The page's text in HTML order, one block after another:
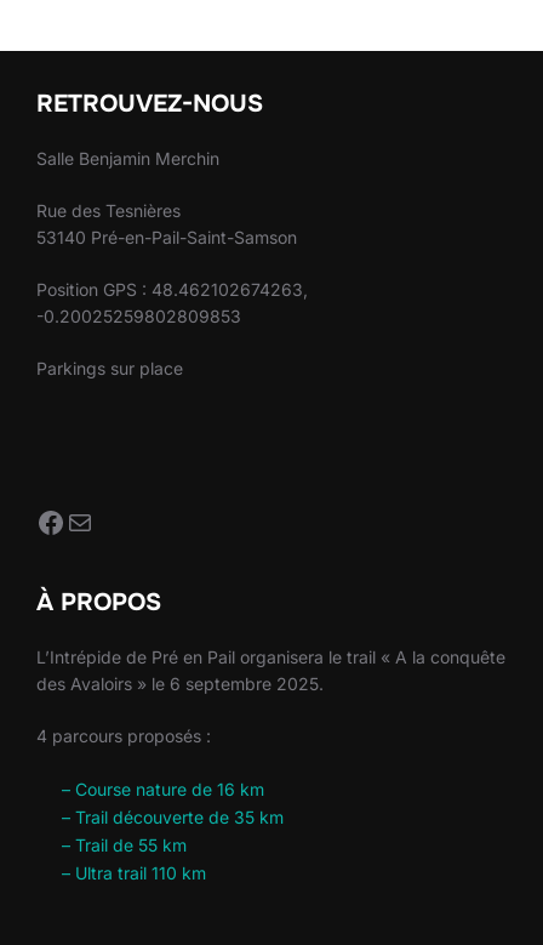
RETROUVEZ-NOUS
Salle Benjamin Merchin
Rue des Tesnières
53140 Pré-en-Pail-Saint-Samson
Position GPS : 48.462102674263,
-0.20025259802809853
Parkings sur place
Facebook
E-mail
À PROPOS
L’Intrépide de Pré en Pail organisera le trail « A la conquête
des Avaloirs » le 6 septembre 2025.
4 parcours proposés :
– Course nature de 16 km
– Trail découverte de 35 km
– Trail de 55 km
– Ultra trail 110 km